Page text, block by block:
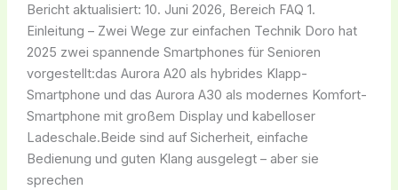
Bericht aktualisiert: 10. Juni 2026, Bereich FAQ 1.
Einleitung – Zwei Wege zur einfachen Technik Doro hat
2025 zwei spannende Smartphones für Senioren
vorgestellt:das Aurora A20 als hybrides Klapp-
Smartphone und das Aurora A30 als modernes Komfort-
Smartphone mit großem Display und kabelloser
Ladeschale.Beide sind auf Sicherheit, einfache
Bedienung und guten Klang ausgelegt – aber sie
sprechen
Smartphone
passt
besser
zu
Dir?